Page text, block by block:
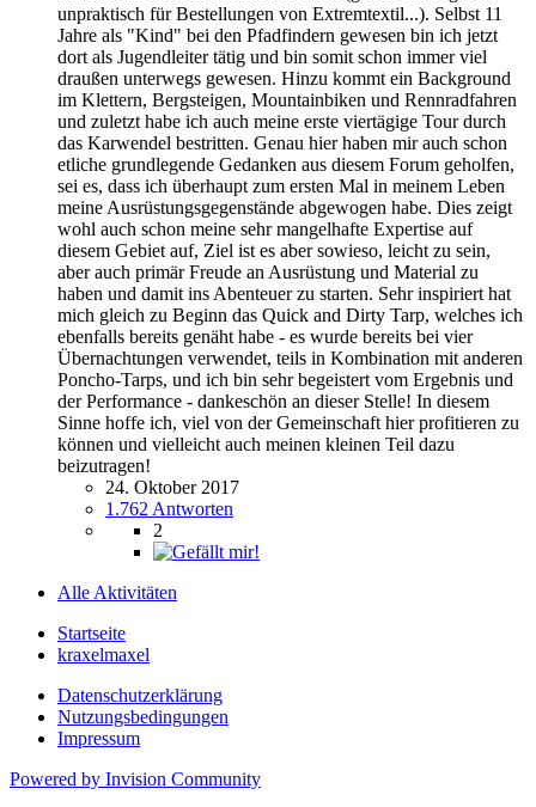
unpraktisch für Bestellungen von Extremtextil...). Selbst 11
Jahre als "Kind" bei den Pfadfindern gewesen bin ich jetzt
dort als Jugendleiter tätig und bin somit schon immer viel
draußen unterwegs gewesen. Hinzu kommt ein Background
im Klettern, Bergsteigen, Mountainbiken und Rennradfahren
und zuletzt habe ich auch meine erste viertägige Tour durch
das Karwendel bestritten. Genau hier haben mir auch schon
etliche grundlegende Gedanken aus diesem Forum geholfen,
sei es, dass ich überhaupt zum ersten Mal in meinem Leben
meine Ausrüstungsgegenstände abgewogen habe. Dies zeigt
wohl auch schon meine sehr mangelhafte Expertise auf
diesem Gebiet auf, Ziel ist es aber sowieso, leicht zu sein,
aber auch primär Freude an Ausrüstung und Material zu
haben und damit ins Abenteuer zu starten. Sehr inspiriert hat
mich gleich zu Beginn das Quick and Dirty Tarp, welches ich
ebenfalls bereits genäht habe - es wurde bereits bei vier
Übernachtungen verwendet, teils in Kombination mit anderen
Poncho-Tarps, und ich bin sehr begeistert vom Ergebnis und
der Performance - dankeschön an dieser Stelle! In diesem
Sinne hoffe ich, viel von der Gemeinschaft hier profitieren zu
können und vielleicht auch meinen kleinen Teil dazu
beizutragen!
24. Oktober 2017
1.762 Antworten
2
Alle Aktivitäten
Startseite
kraxelmaxel
Datenschutzerklärung
Nutzungsbedingungen
Impressum
Powered by Invision Community